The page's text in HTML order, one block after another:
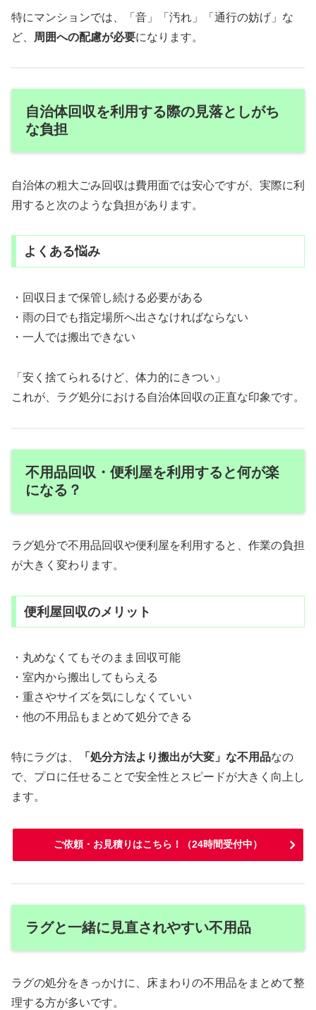
特にマンションでは、「音」「汚れ」「通行の妨げ」な
ど、
周囲への配慮が必要になります。
自治体回収を利用する際の見落としがち
な負担
自治体の粗大ごみ回収は費用面では安心ですが、実際に利
用すると次のような負担があります。
よくある悩み
・回収日まで保管し続ける必要がある
・雨の日でも指定場所へ出さなければならない
・一人では搬出できない
「安く捨てられるけど、体力的にきつい」
これが、ラグ処分における自治体回収の正直な印象です。
不用品回収・便利屋を利用すると何が楽
になる？
ラグ処分で不用品回収や便利屋を利用すると、作業の負担
が大きく変わります。
便利屋回収のメリット
・丸めなくてもそのまま回収可能
・室内から搬出してもらえる
・重さやサイズを気にしなくていい
・他の不用品もまとめて処分できる
特にラグは、 「処分方法より搬出が大変」な不用品なの
で、プロに任せることで安全性とスピードが大きく向上し
ます。
ご依頼・お見積りはこちら！（24時間受付中）
ラグと一緒に見直されやすい不用品
ラグの処分をきっかけに、床まわりの不用品をまとめて整
理する方が多いです。